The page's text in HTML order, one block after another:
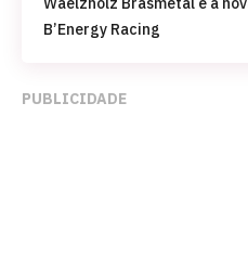
B’Energy Racing
PUBLICIDADE